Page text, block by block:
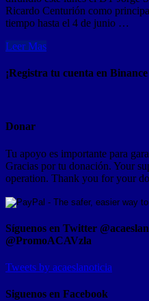
Ricardo Centurión como
tiempo hasta el 4 de junio …
Leer Mas
¡Registra tu cuenta en
Donar
Tu apoyo es importante para
Gracias por tu donación. Your
operation. Thank you for your
Síguenos en Twitter
@PromoACAVzla
Tweets by acaeslanoticia
Siguenos en Facebook